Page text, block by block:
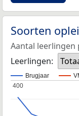
Soorten
Aantal leerlingen
Leerlingen:
Brugjaar
400
400